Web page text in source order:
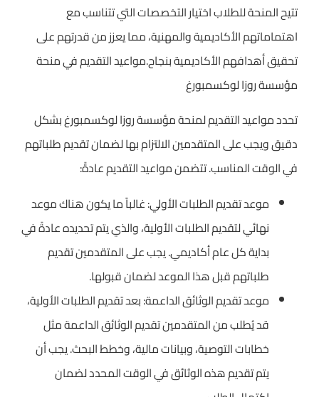
تتيح المنحة للطلاب اختيار التخصصات التي تتناسب مع
اهتماماتهم الأكاديمية والمهنية، مما يعزز من قدرتهم على
تحقيق أهدافهم الأكاديمية بنجاح.مواعيد التقديم في منحة
مؤسسة روزا لوكسمبورغ
تحدد مواعيد التقديم لمنحة مؤسسة روزا لوكسمبورغ بشكل
دقيق ويجب على المتقدمين الالتزام بها لضمان تقديم طلباتهم
في الوقت المناسب. تتضمن مواعيد التقديم عادةً:
موعد تقديم الطلبات الأولي: غالباً ما يكون هناك موعد
نهائي لتقديم الطلبات الأولية، والذي يتم تحديده عادةً في
بداية كل عام أكاديمي. يجب على المتقدمين تقديم
طلباتهم قبل هذا الموعد لضمان قبولها.
موعد تقديم الوثائق الداعمة: بعد تقديم الطلبات الأولية،
قد يُطلب من المتقدمين تقديم الوثائق الداعمة مثل
خطابات التوصية، وبيانات مالية، وخطط البحث. يجب أن
يتم تقديم هذه الوثائق في الوقت المحدد لضمان